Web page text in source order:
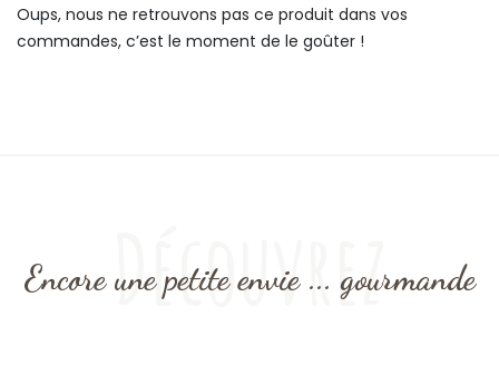
Oups, nous ne retrouvons pas ce produit dans vos
commandes, c’est le moment de le goûter !
Encore une petite envie ... gourmande
Découvrez